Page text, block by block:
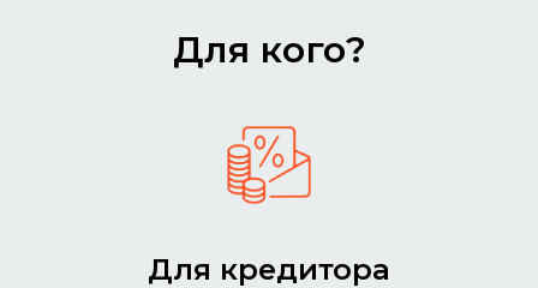
Для кого?
Для кредитора